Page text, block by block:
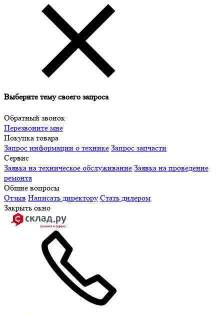
Выберите тему своего запроса
Обратный звонок
Перезвоните мне
Покупка товара
Запрос информации о технике Запрос запчасти
Сервис
Заявка на техническое обслуживание Заявка на проведение
ремонта
Общие вопросы
Отзыв Написать директору Стать дилером
Закрыть окно